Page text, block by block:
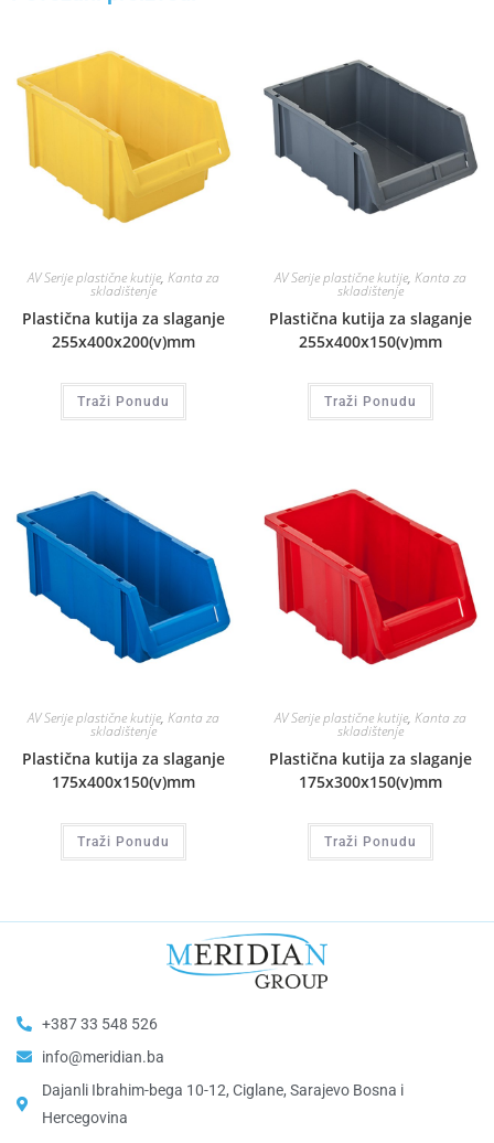
AV Serije plastične kutije, Kanta za
skladištenje
Plastična kutija za slaganje
255x400x200(v)mm
Traži Ponudu
AV Serije plastične kutije, Kanta za
skladištenje
Plastična kutija za slaganje
255x400x150(v)mm
Traži Ponudu
AV Serije plastične kutije, Kanta za
skladištenje
Plastična kutija za slaganje
175x400x150(v)mm
Traži Ponudu
AV Serije plastične kutije, Kanta za
skladištenje
Plastična kutija za slaganje
175x300x150(v)mm
Traži Ponudu
+387 33 548 526
info@meridian.ba
Dajanli Ibrahim-bega 10-12, Ciglane, Sarajevo Bosna i
Hercegovina​